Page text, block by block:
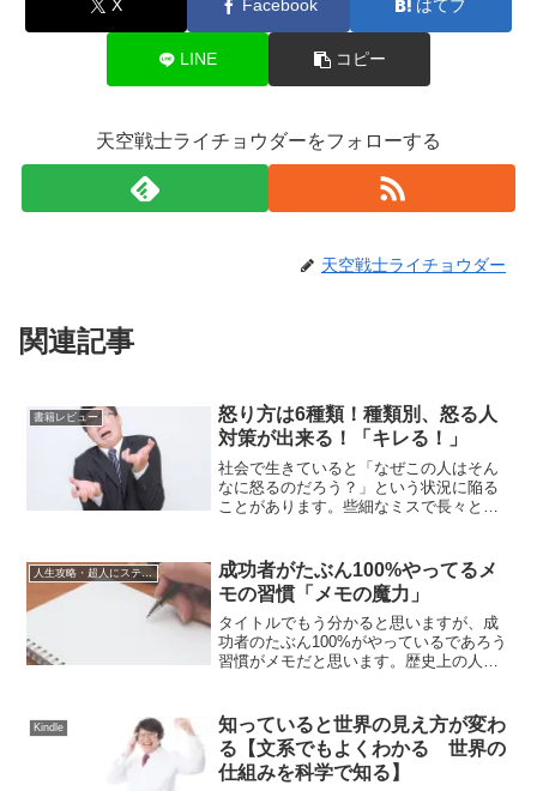
X Facebook はてブ
LINE コピー
天空戦士ライチョウダーをフォローする
天空戦士ライチョウダー
関連記事
書籍レビュー
怒り方は6種類！種類別、怒る人
対策が出来る！「キレる！」
社会で生きていると「なぜこの人はそん
なに怒るのだろう？」という状況に陥る
ことがあります。些細なミスで長々と怒
な時にメカニズムを知っていると「なぜ
この人はこんな酷いことを言うのだろ
う？自分に非があるのだろうか？」と自
分を責めたり、悩むことなく適切
成功者がたぶん100%やってるメ
モの習慣「メモの魔力」
タイトルでもう分かると思いますが、成
功者のたぶん100%がやっているであろう
習慣がメモだと思います。歴史上の人物
ね。中でもレオナルド・ダ・ヴィンチは
メモ魔で有名だったらしく一度は見たこ
とがあるメモを書いていたりする人で
す。
Kindle
知っていると世界の見え方が変わ
る【文系でもよくわかる 世界の
仕組みを科学で知る】